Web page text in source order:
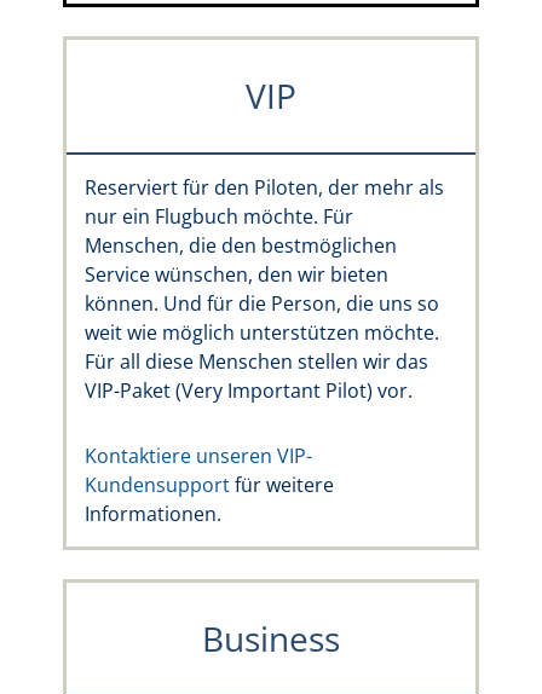
VIP
Reserviert für den Piloten, der mehr als
nur ein Flugbuch möchte. Für
Menschen, die den bestmöglichen
Service wünschen, den wir bieten
können. Und für die Person, die uns so
weit wie möglich unterstützen möchte.
Für all diese Menschen stellen wir das
VIP-Paket (Very Important Pilot) vor.
Kontaktiere unseren VIP-
Kundensupportfür weitere
Informationen.
Business